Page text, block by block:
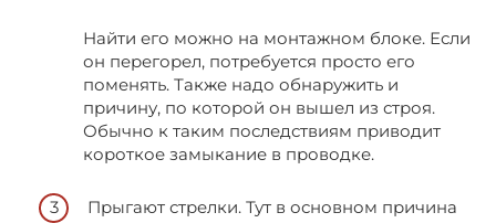
Найти его можно на монтажном блоке. Если
он перегорел, потребуется просто его
поменять. Также надо обнаружить и
причину, по которой он вышел из строя.
Обычно к таким последствиям приводит
короткое замыкание в проводке.
Прыгают стрелки. Тут в основном причина